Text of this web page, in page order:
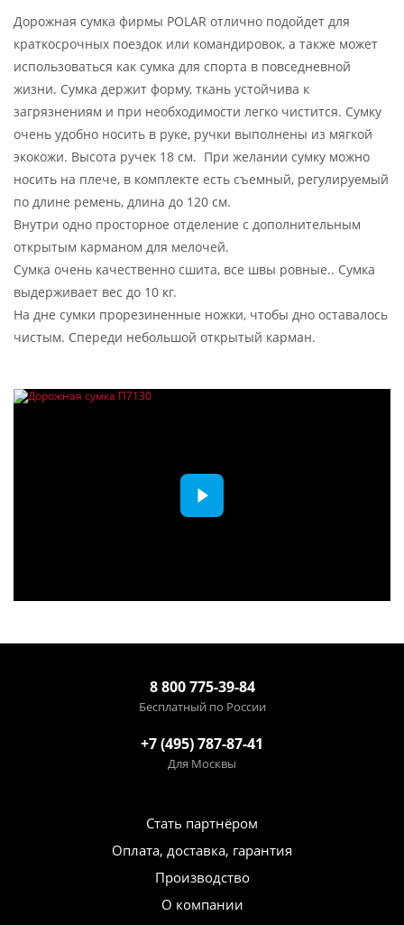
Дорожная сумка фирмы POLAR отлично подойдет для
краткосрочных поездок или командировок, а также может
использоваться как сумка для спорта в повседневной
жизни. Сумка держит форму, ткань устойчива к
загрязнениям и при необходимости легко чистится. Сумку
очень удобно носить в руке, ручки выполнены из мягкой
экокожи. Высота ручек 18 см. При желании сумку можно
носить на плече, в комплекте есть съемный, регулируемый
по длине ремень, длина до 120 см.
Внутри одно просторное отделение с дополнительным
открытым карманом для мелочей.
Сумка очень качественно сшита, все швы ровные.. Сумка
выдерживает вес до 10 кг.
На дне сумки прорезиненные ножки, чтобы дно оставалось
чистым. Спереди небольшой открытый карман.
8 800 775-39-84
Бесплатный по России
+7 (495) 787-87-41
Для Москвы
Стать партнёром
Оплата, доставка, гарантия
Производство
О компании